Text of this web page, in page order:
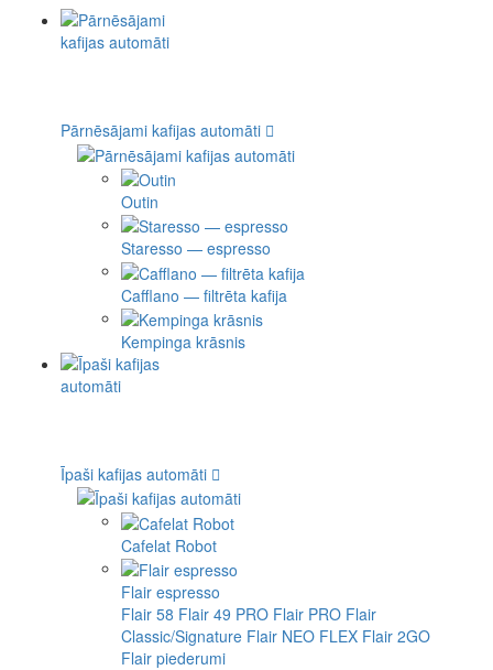
Pārnēsājami kafijas automāti
Outin
Staresso — espresso
Cafflano — filtrēta kafija
Kempinga krāsnis
Īpaši kafijas automāti
Cafelat Robot
Flair espresso
Flair 58 Flair 49 PRO Flair PRO Flair
Classic/Signature Flair NEO FLEX Flair 2GO
Flair piederumi